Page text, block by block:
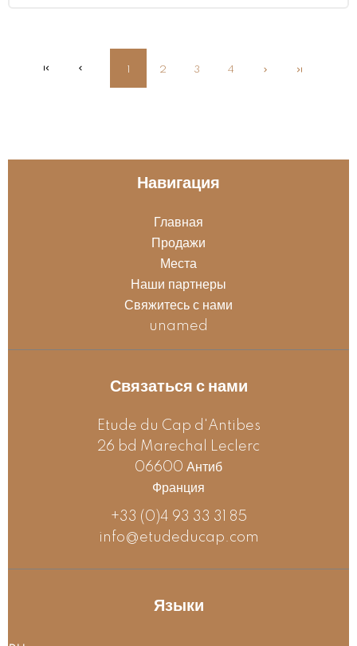
1 2 3 4
Навигация
Главная
Продажи
Места
Наши партнеры
Свяжитесь с нами
unamed
Связаться с нами
Etude du Cap d'Antibes
26 bd Marechal Leclerc
06600 Антиб
Франция
+33 (0)4 93 33 31 85
info@etudeducap.com
Языки